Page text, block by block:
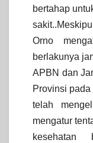
bertahap
Orno
berlakunya
APBN dan
Provinsi
telah
mengatur